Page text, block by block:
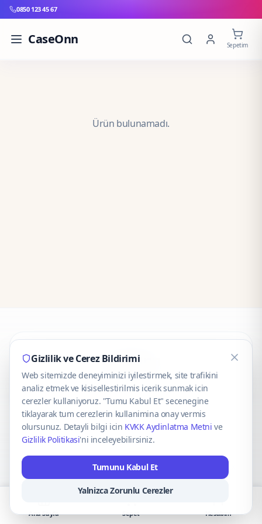
0850 123 45 67
CaseOnn Sepetim
Ürün bulunamadı.
CaseOnn
© 2025 CaseOnn. Tüm hakları saklıdır.
VISA Mastercard
Gizlilik ve Cerez Bildirimi
Web sitemizde deneyiminizi iyilestirmek, site trafikini
analiz etmek ve kisisellestirilmis icerik sunmak icin
cerezler kullaniyoruz. "Tumu Kabul Et" secenegine
tiklayarak tum cerezlerin kullanimina onay vermis
olursunuz. Detayli bilgi icin KVKK Aydinlatma Metni ve
Gizlilik Politikasi'ni inceleyebilirsiniz.
Tumunu Kabul Et
Yalnizca Zorunlu Cerezler
Ana Sayfa Sepet Hesabım